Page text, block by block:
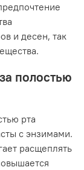
и десен, так
полостью
рта
с энзимами.
расщеплять